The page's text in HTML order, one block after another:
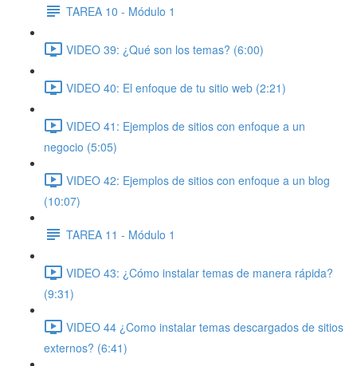
TAREA 10 - Módulo 1
VIDEO 39: ¿Qué son los temas? (6:00)
VIDEO 40: El enfoque de tu sitio web (2:21)
VIDEO 41: Ejemplos de sitios con enfoque a un
negocio (5:05)
VIDEO 42: Ejemplos de sitios con enfoque a un blog
(10:07)
TAREA 11 - Módulo 1
VIDEO 43: ¿Cómo instalar temas de manera rápida?
(9:31)
VIDEO 44 ¿Como instalar temas descargados de sitios
externos? (6:41)